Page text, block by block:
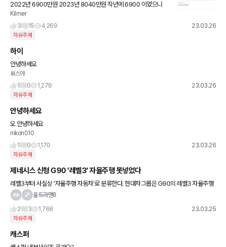
2022년 6900만원 2023년 8040만원 작년에 6900 이었으니
올해는 7500 전후에서 정해지지 않을까 내심 기대했는데 8040 됩
니다.
Kilmer
3
15 4,269 23.03.26
자유주제
하이
안녕하세요
보스야
1
0 1,279 23.03.26
자유주제
안녕하세요
오 안녕하세요
nikon010
1
0 1,170 23.03.26
자유주제
제네시스 신형 G90 '레벨3' 자율주행 못넣었다
레벨3부터 사실상 '자율주행 자동차'로 분류한다. 현대차그룹은 G90의 레벨3 자율주행
속도를 기존 시속 60㎞에서 80㎞로 늘렸는데, 이 과정에서 안전 검증 필요성이 늘어
울트라맨8
2
3 1,766 23.03.25
자유주제
캐스퍼